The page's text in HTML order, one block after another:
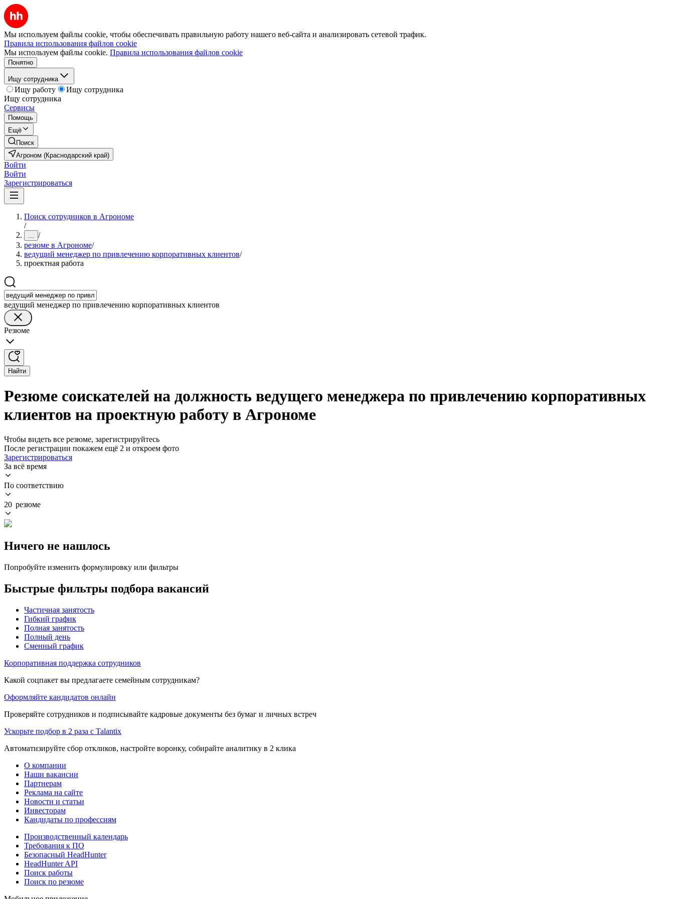
Мы используем файлы cookie, чтобы обеспечивать правильную работу нашего веб-сайта и анализировать сетевой трафик.
Правила использования файлов cookie
Мы используем файлы cookie. Правила использования файлов cookie
Понятно
Ищу сотрудника
Ищу работу
Ищу сотрудника
Ищу сотрудника
Сервисы
Помощь
Ещё
Поиск
Агроном (Краснодарский край)
Войти
Войти
Зарегистрироваться
Поиск сотрудников в Агрономе
/
... /
резюме в Агрономе/
ведущий менеджер по привлечению корпоративных клиентов/
проектная работа
ведущий менеджер по привлечению корпоративных клиентов
Резюме
Найти
Резюме соискателей на должность ведущего менеджера по привлечению корпоративных
клиентов на проектную работу в Агрономе
Чтобы видеть все резюме, зарегистрируйтесь
После регистрации покажем ещё 2 и откроем фото
Зарегистрироваться
За всё время
По соответствию
20 резюме
Ничего не нашлось
Попробуйте изменить формулировку или фильтры
Быстрые фильтры подбора вакансий
Частичная занятость
Гибкий график
Полная занятость
Полный день
Сменный график
Корпоративная поддержка сотрудников
Какой соцпакет вы предлагаете семейным сотрудникам?
Оформляйте кандидатов онлайн
Проверяйте сотрудников и подписывайте кадровые документы без бумаг и личных встреч
Ускорьте подбор в 2 раза с Talantix
Автоматизируйте сбор откликов, настройте воронку, собирайте аналитику в 2 клика
О компании
Наши вакансии
Партнерам
Реклама на сайте
Новости и статьи
Инвесторам
Кандидаты по профессиям
Производственный календарь
Требования к ПО
Безопасный HeadHunter
HeadHunter API
Поиск работы
Поиск по резюме